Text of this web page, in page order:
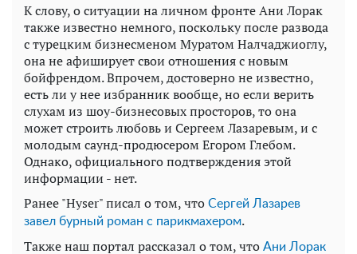
К слову, о ситуации на личном фронте Ани Лорак
также известно немного, поскольку после развода
с турецким бизнесменом Муратом Налчаджиоглу,
она не афиширует свои отношения с новым
бойфрендом. Впрочем, достоверно не известно,
есть ли у нее избранник вообще, но если верить
слухам из шоу-бизнесовых просторов, то она
может строить любовь и Сергеем Лазаревым, и с
молодым саунд-продюсером Егором Глебом.
Однако, официального подтверждения этой
информации - нет.
Ранее "Hyser" писал о том, что Сергей Лазарев
завел бурный роман с парикмахером.
Также наш портал рассказал о том, что Ани Лорак